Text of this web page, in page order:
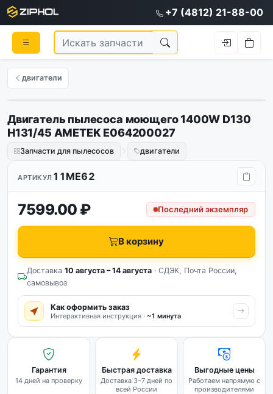
+7 (4812) 21-88-00
двигатели
Двигатель пылесоса моющего 1400W D130
H131/45 AMETEK E064200027
Запчасти для пылесосов двигатели
АРТИКУЛ 11ME62
7599.00 ₽ Последний экземпляр
В корзину
Доставка 10 августа – 14 августа · СДЭК, Почта России,
самовывоз
Как оформить заказ
Интерактивная инструкция · ~1 минута
Гарантия
14 дней на проверку
Быстрая доставка
Доставка 3–7 дней по
всей России
Выгодные цены
Работаем напрямую с
производителями